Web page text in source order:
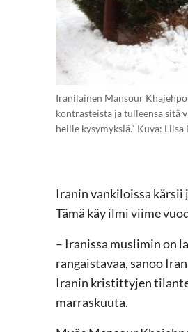
Iranilainen Mansour
kontrasteista ja tulleensa
heille kysymyksiä." Kuva: Liisa
Iranin vankiloissa kärsii
Tämä käy ilmi viime
– Iranissa muslimin on
rangaistavaa, sanoo
Iranin kristittyjen
marraskuuta.